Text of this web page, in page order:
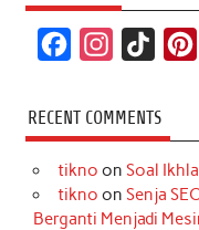
c
e
b
s
t
a
k
T
o
k
RECENT COMMENTS
tikno on Soal
tikno on Senja
Berganti Menjadi